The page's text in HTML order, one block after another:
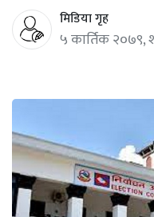
मिडिया गृह
५ कार्तिक २०७९,